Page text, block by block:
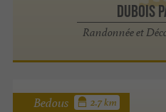
DUBOIS
Randonnée et
Bedous 2.7 km